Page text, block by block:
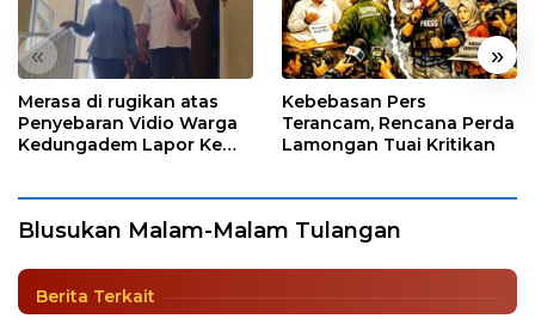
« »
Merasa di rugikan atas
Penyebaran Vidio Warga
Kedungadem Lapor Ke
Kebebasan Pers
Terancam, Rencana Perda
Lamongan Tuai Kritikan
Blusukan Malam-Malam Tulangan
Blusukan Malam-Malam di Tulangan,
Bupati Gus Muhdlor Pastikan Bantu
Angin Kencang
Berita|7 April 2022
Berita Terkait